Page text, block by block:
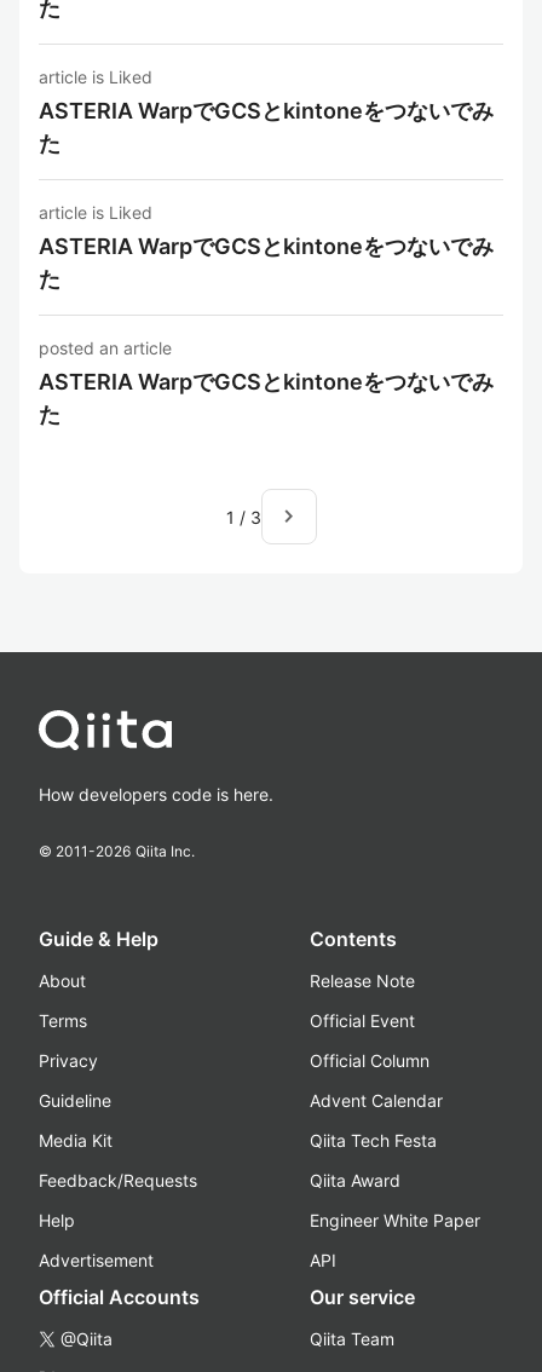
た
article is Liked
ASTERIA WarpでGCSとkintoneをつないでみ
た
article is Liked
ASTERIA WarpでGCSとkintoneをつないでみ
た
posted an article
ASTERIA WarpでGCSとkintoneをつないでみ
た
1 / 3 navigate_next
How developers code is here.
© 2011-2026 Qiita Inc.
Guide & Help
About
Terms
Privacy
Guideline
Media Kit
Feedback/Requests
Help
Advertisement
Contents
Release Note
Official Event
Official Column
Advent Calendar
Qiita Tech Festa
Qiita Award
Engineer White Paper
API
Official Accounts
@Qiita
Our service
Qiita Team